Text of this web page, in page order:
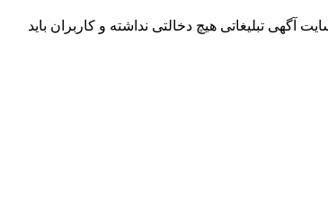
تبلیغاتی هیچ دخالتی نداشته و کاربران باید